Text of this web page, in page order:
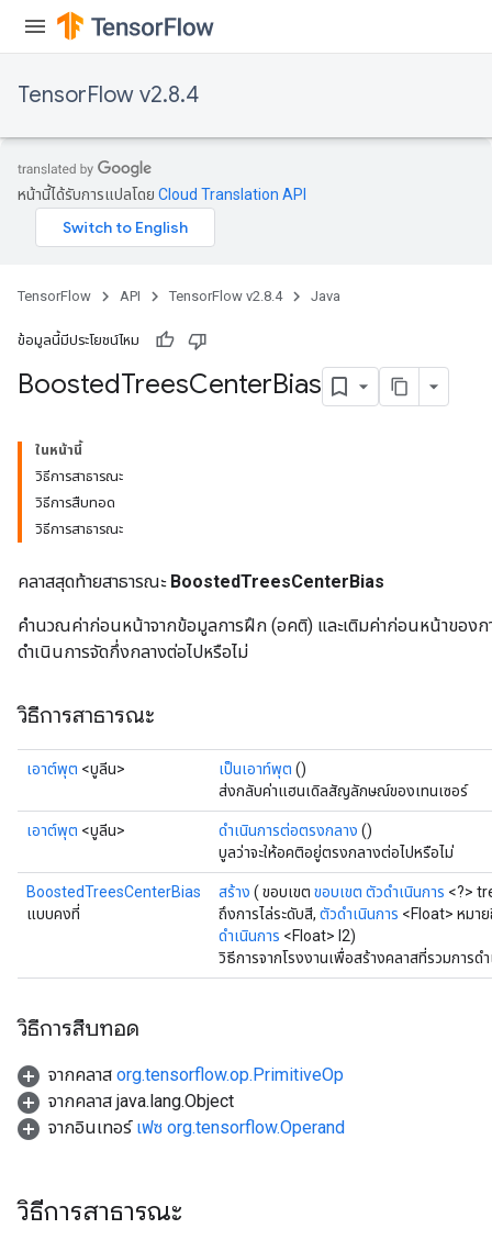
TensorFlow v2.8.4
หน้านี้ได้รับการแปลโดย Cloud Translation API
TensorFlow API TensorFlow v2.8.4 Java
ข้อมูลนี้มีประโยชน์ไหม
BoostedTreesCenterBias
ในหน้านี้
วิธีการสาธารณะ
วิธีการสืบทอด
วิธีการสาธารณะ
คลาสสุดท้ายสาธารณะ BoostedTreesCenterBias
คำนวณค่าก่อนหน้าจากข้อมูลการฝึก (อคติ) และเติมค่าก่อนหน้าของ
ดำเนินการจัดกึ่งกลางต่อไปหรือไม่
วิธีการสาธารณะ
เอาต์พุต <บูลีน> เป็นเอาท์พุต ()
ส่งกลับค่าแฮนเดิลสัญลักษณ์ของเทนเซอร์
เอาต์พุต <บูลีน> ดำเนินการต่อตรงกลาง ()
บูลว่าจะให้อคติอยู่ตรงกลางต่อไปหรือไม่
BoostedTreesCenterBias
แบบคงที่
สร้าง ( ขอบเขต ขอบเขต ตัวดำเนินการ <?>
ถึงการไล่ระดับสี, ตัวดำเนินการ <Float> หมา
ดำเนินการ <Float> l2)
วิธีการจากโรงงานเพื่อสร้างคลาสที่รวมการ
วิธีการสืบทอด
จากคลาส org.tensorflow.op.PrimitiveOp
จากคลาส java.lang.Object
จากอินเทอร์ เฟซ org.tensorflow.Operand
วิธีการสาธารณะ